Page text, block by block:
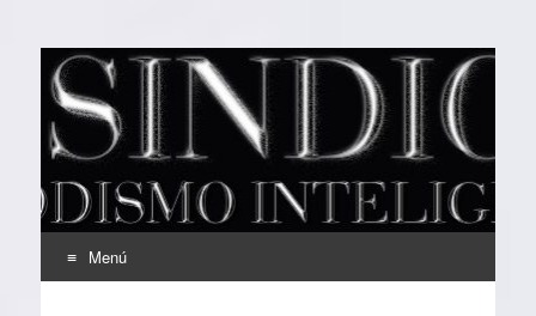
EL SINDICAL
Periodismo Inteligente
Menú